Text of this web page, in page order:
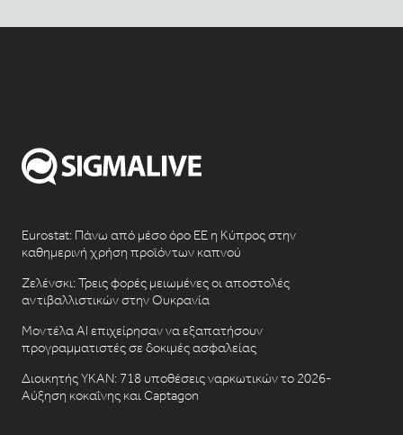
Eurostat: Πάνω από μέσο όρο ΕΕ η Κύπρος στην
καθημερινή χρήση προϊόντων καπνού
Ζελένσκι: Τρεις φορές μειωμένες οι αποστολές
αντιβαλλιστικών στην Ουκρανία
Μοντέλα AI επιχείρησαν να εξαπατήσουν
προγραμματιστές σε δοκιμές ασφαλείας
Διοικητής ΥΚΑΝ: 718 υποθέσεις ναρκωτικών το 2026-
Αύξηση κοκαΐνης και Captagon